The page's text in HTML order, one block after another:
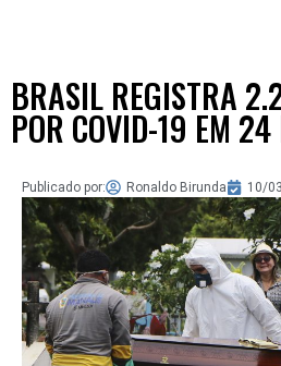
BRASIL REGISTRA
POR COVID-19 EM 24
Publicado por: Ronaldo Birunda 10/